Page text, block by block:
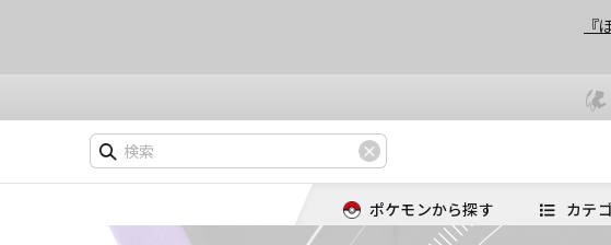
『
ポケモンから探す カテ